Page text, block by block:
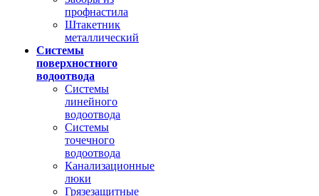
профнастила
Штакетник
металлический
Системы
поверхностного
водоотвода
Системы
линейного
водоотвода
Системы
точечного
водоотвода
Канализационные
люки
Грязезащитные